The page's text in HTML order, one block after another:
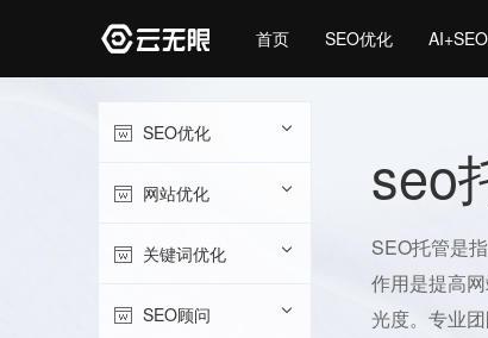
首页 SEO优化 AI+SEO
seo
SEO托管是
作用是提高
光度。专业
SEO优化
网站优化
关键词优化
SEO顾问